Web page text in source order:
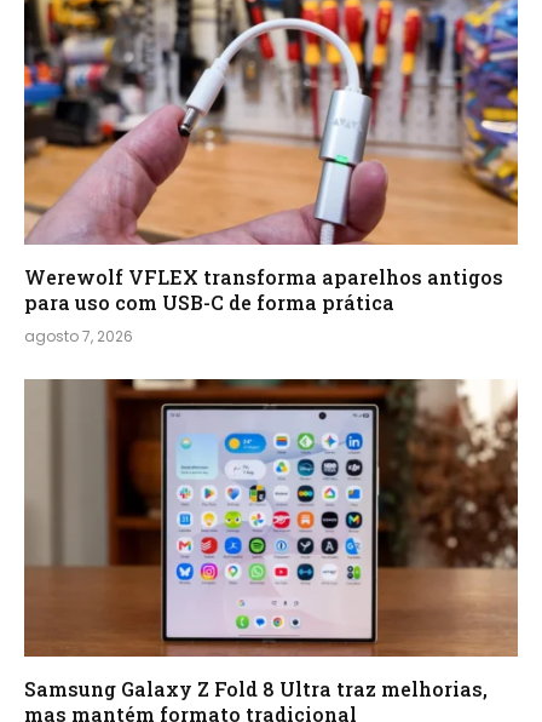
Werewolf VFLEX transforma aparelhos antigos
para uso com USB-C de forma prática
agosto 7, 2026
Samsung Galaxy Z Fold 8 Ultra traz melhorias,
mas mantém formato tradicional